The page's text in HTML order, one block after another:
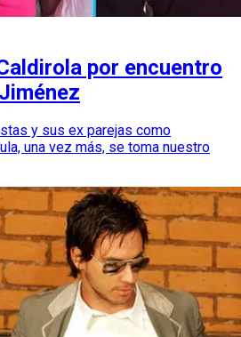
por encuentro
y sus ex parejas como
una vez más, se toma nuestro